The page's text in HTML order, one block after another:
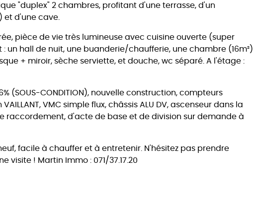
"duplex" 2 chambres, profitant d'une terrasse, d'un
et d'une cave.
pièce de vie très lumineuse avec cuisine ouverte (super
un hall de nuit, une buanderie/chaufferie, une chambre (16m²)
+ miroir, sèche serviette, et douche, wc séparé. A l'étage :
(SOUS-CONDITION), nouvelle construction, compteurs
VMC simple flux, châssis ALU DV, ascenseur dans la
raccordement, d'acte de base et de division sur demande à
facile à chauffer et à entretenir. N'hésitez pas prendre
! Martin Immo : 071/37.17.20